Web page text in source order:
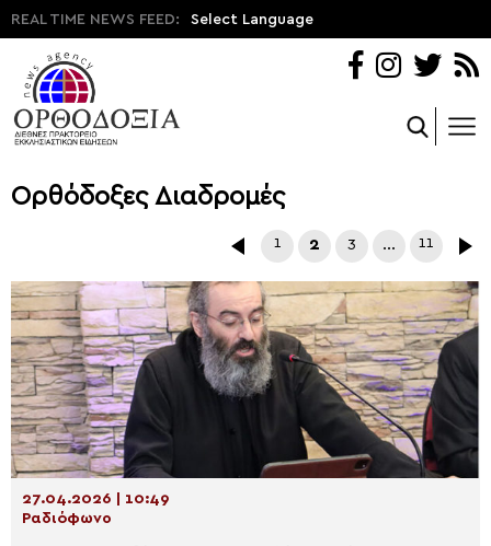
REAL TIME NEWS FEED: Select Language
Ορθόδοξες Διαδρομές
1 2 3 … 11
27.04.2026 | 10:49
Ραδιόφωνο